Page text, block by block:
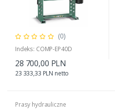
(0)
Indeks: COMP-EP40D
28 700,00 PLN
23 333,33 PLN netto
Prasy hydrauliczne